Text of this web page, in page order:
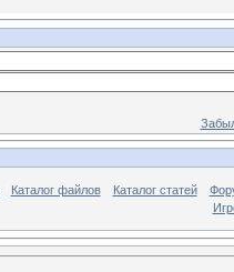
Каталог файлов Каталог статей